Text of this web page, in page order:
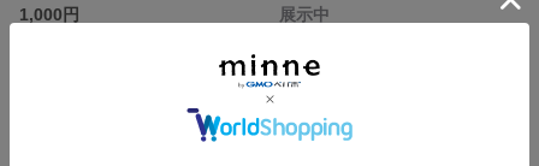
1,000円
展示中